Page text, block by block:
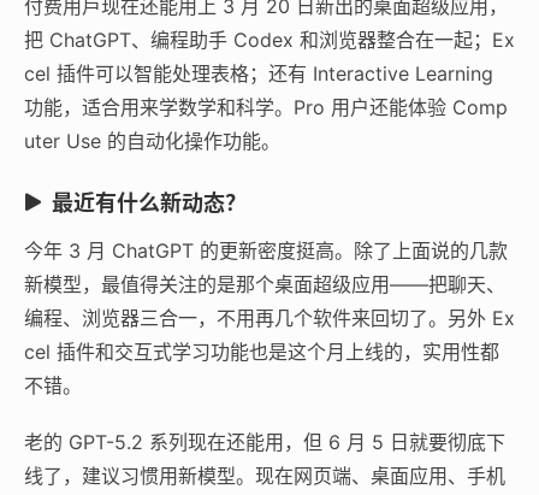
付费用戶现在还能用上 3 月 20 日新出的桌面超级应用，
把 ChatGPT、编程助手 Codex 和浏览器整合在一起；Ex
cel 插件可以智能处理表格；还有 Interactive Learning
功能，适合用来学数学和科学。Pro 用户还能体验 Comp
uter Use 的自动化操作功能。
最近有什么新动态？
今年 3 月 ChatGPT 的更新密度挺高。除了上面说的几款
新模型，最值得关注的是那个桌面超级应用——把聊天、
编程、浏览器三合一，不用再几个软件来回切了。另外 Ex
cel 插件和交互式学习功能也是这个月上线的，实用性都
不错。
老的 GPT-5.2 系列现在还能用，但 6 月 5 日就要彻底下
线了，建议习惯用新模型。现在网页端、桌面应用、手机